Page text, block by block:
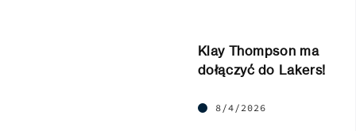
Klay Thompson ma
dołączyć do Lakers!
8/4/2026